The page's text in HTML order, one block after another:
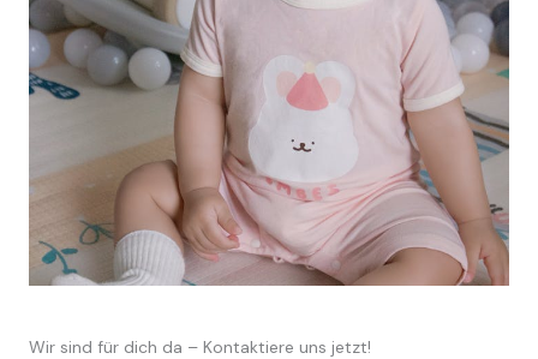
Wir sind für dich da – Kontaktiere uns jetzt!